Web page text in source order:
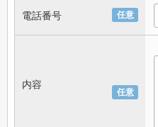
任意
電話番号
任意
内容